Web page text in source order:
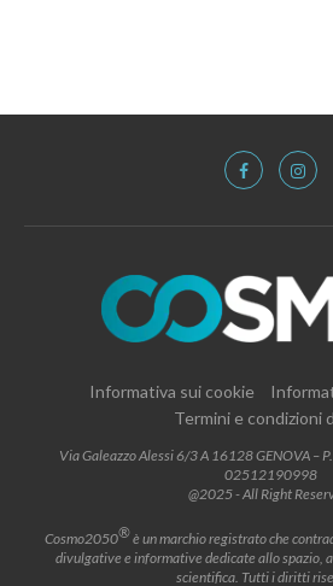
Informativa sui cookie
Termini e condizioni
Via Galeazzo Alessi 6/3 A 16128 GENOVA –
02512190998
@2025 - All Right
Cosmo2050®è un marchio registrato che
divulgative e informative dedicate allo spazio,
scientifica. Tutti i diritti